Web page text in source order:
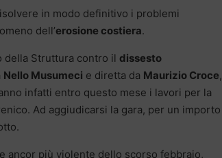
in modo definitivo i problemi
dell’erosione costiera.
della Struttura contro il dissesto
Nello Musumeci e diretta da Maurizio Croce,
infatti entro questo mese i lavori per la
Ad aggiudicarsi la gara, per un importo
ancor più violente dello scorso febbraio,